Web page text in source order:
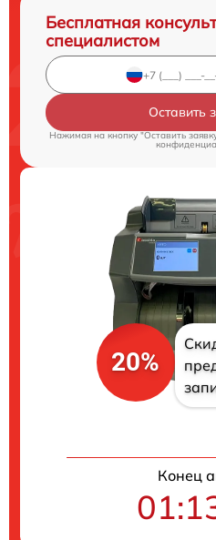
Бесплатная
специалистом
Оставить
Нажимая на кнопку "Оставить
20%
Конец